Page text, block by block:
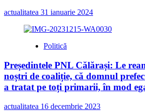
actualitatea 31 ianuarie 2024
Politică
Președintele PNL Călărași: Le
noștri de coaliție, că domnul
a tratat pe toți primarii, în mod
actualitatea 16 decembrie 2023